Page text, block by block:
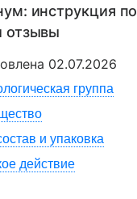
: инструкция по
отзывы
02.07.2026
группа
и упаковка
действие